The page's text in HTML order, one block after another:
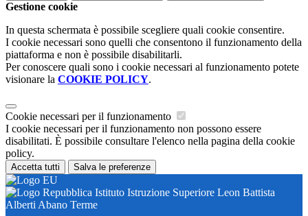
Gestione cookie
In questa schermata è possibile scegliere quali cookie consentire.
I cookie necessari sono quelli che consentono il funzionamento della
piattaforma e non è possibile disabilitarli.
Per conoscere quali sono i cookie necessari al funzionamento potete
visionare la COOKIE POLICY.
Cookie necessari per il funzionamento
I cookie necessari per il funzionamento non possono essere
disabilitati. È possibile consultare l'elenco nella pagina della cookie
policy.
Accetta tutti Salva le preferenze
Istituto Istruzione Superiore Leon Battista
Alberti Abano Terme